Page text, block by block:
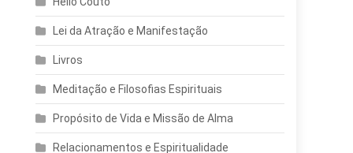
Lei da Atração e Manifestação
Livros
Meditação e Filosofias Espirituais
Propósito de Vida e Missão de Alma
Relacionamentos e Espiritualidade